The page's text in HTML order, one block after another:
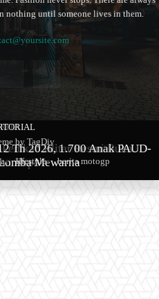
Ramaikan Blitarian
2026
Blitar Resmi Buka
Expo
Th 2026, 1.700 Anak PAUD-
Mewarna
nothing until someone lives in them.
by TagDiv
lifestyle
berita motogp